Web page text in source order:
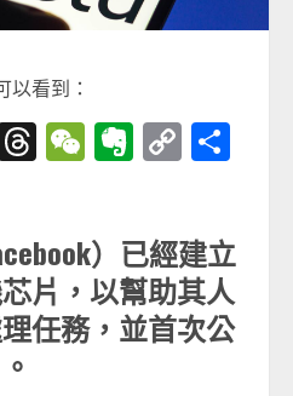
看到：
Threads
WeChat
Evernote
Copy
）已經建立
片，以幫助其人
任務，並首次公